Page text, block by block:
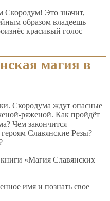
Это значит,
образом владеешь
красивый голос
магия в
Скородума ждут опасные
ряженой. Как пройдёт
Чем закончится
Славянские Резы?
«Магия Славянских
имя и познать свое